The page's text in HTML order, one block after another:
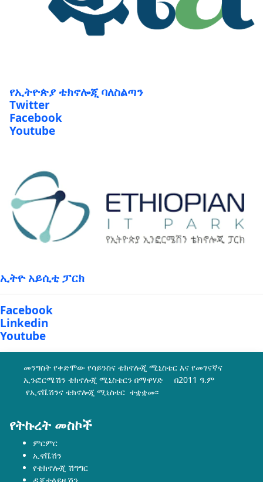
የኢትዮጵያ ቴክኖሎጂ ባለስልጣን
Twitter
Facebook
Youtube
ኢትዮ አይሲቲ ፓርክ
Facebook
Linkedin
Youtube
መንግስት የቀድሞው የሳይንስና ቴክኖሎጂ ሚኒስቴር እና የመገናኛና
ኢንፎርሜሽን ቴክኖሎጂ ሚኒስቴርን በማዋሃድ በ2011 ዓ.ም
የኢኖቬሽንና ቴክኖሎጂ ሚኒስቴር ተቋቋመ፡፡
የትኩረት መስኮች
ምርምር
ኢኖቬሽን
የቴክኖሎጂ ሽግግር